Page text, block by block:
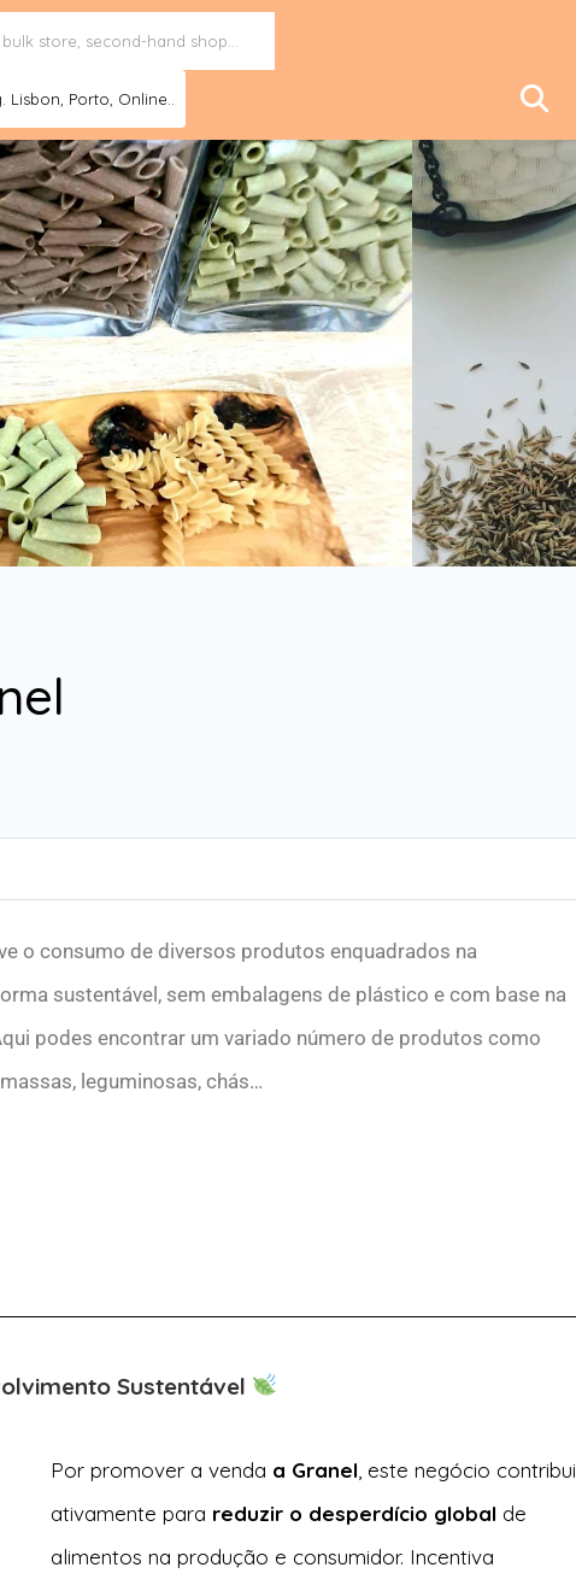
Lisbon, Porto, Online..
o consumo de diversos produtos enquadrados na
sustentável, sem embalagens de plástico e com base na
podes encontrar um variado número de produtos como
leguminosas, chás…
Sustentável
Por promover a venda a Granel , este negócio contribui
ativamente para reduzir o desperdício global de
alimentos na produção e consumidor. Incentiva